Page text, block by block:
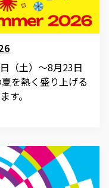
（土）〜8月23日
を熱く盛り上げる
す。